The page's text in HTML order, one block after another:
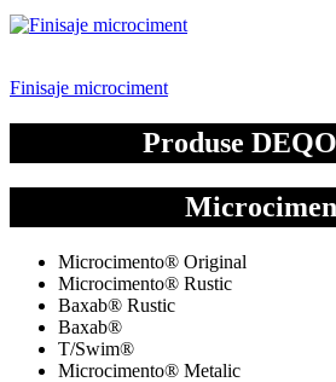
Finisaje microciment
Produse
Microcimento® Original
Microcimento® Rustic
Baxab® Rustic
Baxab®
T/Swim®
Microcimento® Metalic